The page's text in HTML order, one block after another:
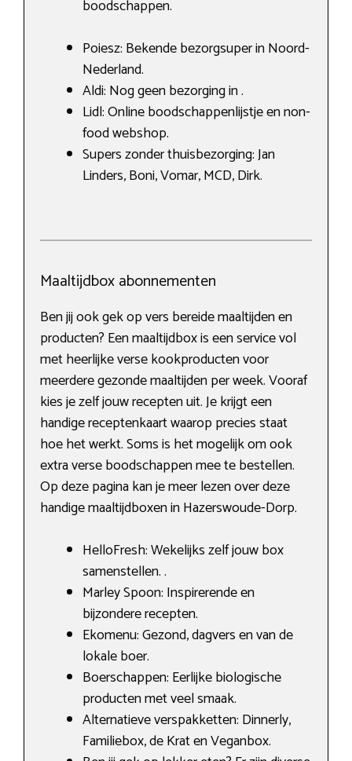
boodschappen.
Poiesz: Bekende bezorgsuper in Noord-
Nederland.
Aldi: Nog geen bezorging in .
Lidl: Online boodschappenlijstje en non-
food webshop.
Supers zonder thuisbezorging: Jan
Linders, Boni, Vomar, MCD, Dirk.
Maaltijdbox abonnementen
Ben jij ook gek op vers bereide maaltijden en
producten? Een maaltijdbox is een service vol
met heerlijke verse kookproducten voor
meerdere gezonde maaltijden per week. Vooraf
kies je zelf jouw recepten uit. Je krijgt een
handige receptenkaart waarop precies staat
hoe het werkt. Soms is het mogelijk om ook
extra verse boodschappen mee te bestellen.
Op deze pagina kan je meer lezen over deze
handige maaltijdboxen in Hazerswoude-Dorp.
HelloFresh: Wekelijks zelf jouw box
samenstellen. .
Marley Spoon: Inspirerende en
bijzondere recepten.
Ekomenu: Gezond, dagvers en van de
lokale boer.
Boerschappen: Eerlijke biologische
producten met veel smaak.
Alternatieve verspakketten: Dinnerly,
Familiebox, de Krat en Veganbox.